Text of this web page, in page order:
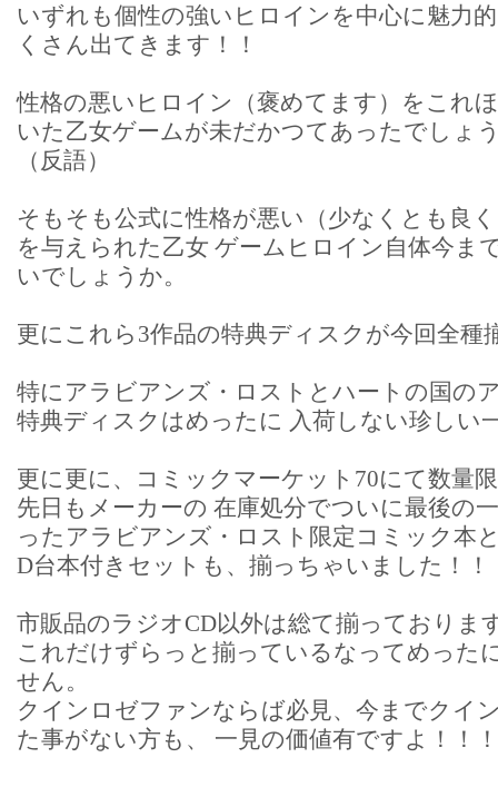
いずれも個性の強いヒロインを中心に魅力
くさん出てきます！！
性格の悪いヒロイン（褒めてます）をこれ
いた乙女ゲームが未だかつてあったでしょ
（反語）
そもそも公式に性格が悪い（少なくとも良
を与えられた乙女 ゲームヒロイン自体今ま
いでしょうか。
更にこれら3作品の特典ディスクが今回全種
特にアラビアンズ・ロストとハートの国の
特典ディスクはめったに 入荷しない珍しい
更に更に、コミックマーケット70にて数量
先日もメーカーの 在庫処分でついに最後の
ったアラビアンズ・ロスト限定コミック本
D台本付きセットも、揃っちゃいました！！
市販品のラジオCD以外は総て揃っておりま
これだけずらっと揃っているなってめった
せん。
クインロゼファンならば必見、今までクイ
た事がない方も、 一見の価値有ですよ！！！